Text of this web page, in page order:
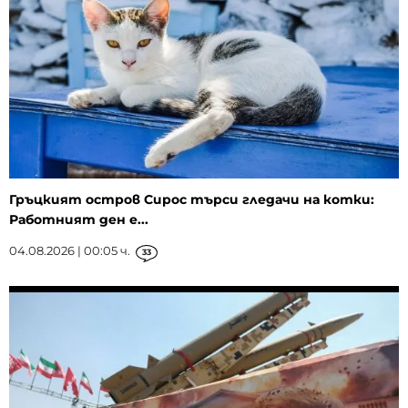
Гръцкият остров Сирос търси гледачи на котки:
Работният ден е...
04.08.2026 | 00:05 ч. 33